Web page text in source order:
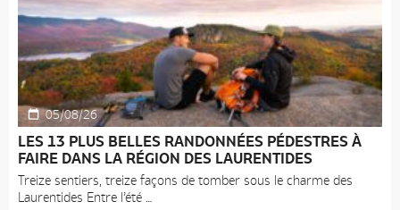
Accueil
05/08/26
LES 13 PLUS BELLES RANDONNÉES PÉDESTRES À
FAIRE DANS LA RÉGION DES LAURENTIDES
Treize sentiers, treize façons de tomber sous le charme des
Laurentides Entre l’été